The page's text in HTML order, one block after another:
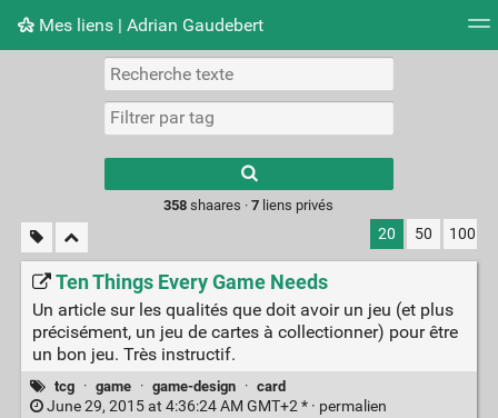
Mes liens | Adrian Gaudebert
Nuage de tags Mur d'images
results.
358 shaares ·7 liens privés
20 50 100
Ten Things Every Game Needs
Un article sur les qualités que doit avoir un jeu (et plus
précisément, un jeu de cartes à collectionner) pour être
un bon jeu. Très instructif.
tcg · game · game-design · card
June 29, 2015 at 4:36:24 AM GMT+2 * · permalien